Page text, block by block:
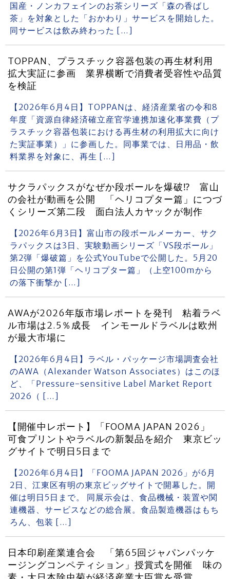
国産・ノンカフェインのお茶シリーズ「森の香ばし
茶」を対象とした「おかわり」サービスを開始した。
同サービスは飲み終わった […]
TOPPAN、プラスチック容器包装の再生材利用
拡大実証に参画 業界横断で消費者受容性や品質
を検証
【2026年6月4日】TOPPANは、経済産業省の令和8
年度「資源自律経済確立産官学連携加速化事業費（プ
ラスチック容器包装における再生材の利用拡大に向け
た実証事業）」に参画した。同事業では、日用品・飲
料業界を対象に、再生 […]
サクラパックスがなぜか段ボールを爆破⁉ 富山
の会社が動画を公開 「ヘリコプター篇」につづ
くシリーズ第二段 面白法人カヤックが制作
【2026年6月3日】富山市の段ボールメーカー、サク
ラパックスは3日、実験動画シリーズ「VS段ボール」
第2弾「爆破篇」を公式YouTubeで公開した。5月20
日公開の第1弾「ヘリコプター篇」（上空100mから
の落下衝撃か […]
AWAが2026年版市場レポートを発刊 粘着ラベ
ル市場は2.5％成長 インモールドラベルは欧州
が最大市場に
【2026年6月4日】ラベル・パッケージ市場調査会社
のAWA（Alexander Watson Associates）はこのほ
ど、「Pressure-sensitive Label Market Report
2026（ […]
【開催中レポート】「FOOMA JAPAN 2026」
可食プリントやラベルの新製品を紹介 東京ビッ
グサイトで明日5日まで
【2026年6月4日】「FOOMA JAPAN 2026」が6月
2日、江東区有明の東京ビッグサイトで開幕した。開
催は明日5日まで。 同展示会は、食品機械・装置や関
連機器、サービスなどの総合展。食品製造機器はもち
ろん、包装 […]
日本印刷産業連合会 「第65回ジャパンパッケ
ージングコンペティション」授賞式を開催 味の